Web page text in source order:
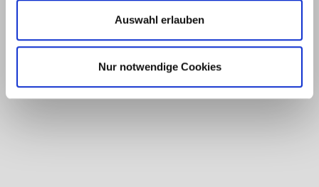
Auswahl erlauben
Nur notwendige Cookies